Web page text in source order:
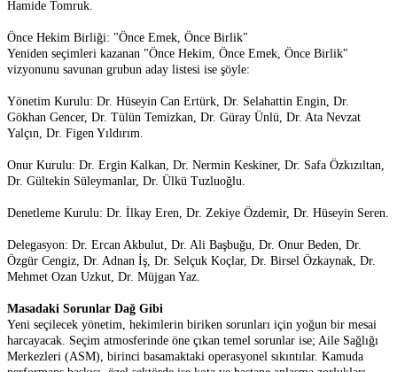
Hamide Tomruk.
Önce Hekim Birliği: "Önce Emek, Önce Birlik"
Yeniden seçimleri kazanan "Önce Hekim, Önce Emek, Önce Birlik"
vizyonunu savunan grubun aday listesi ise şöyle:
Yönetim Kurulu: Dr. Hüseyin Can Ertürk, Dr. Selahattin Engin, Dr.
Gökhan Gencer, Dr. Tülün Temizkan, Dr. Güray Ünlü, Dr. Ata Nevzat
Yalçın, Dr. Figen Yıldırım.
Onur Kurulu: Dr. Ergin Kalkan, Dr. Nermin Keskiner, Dr. Safa Özkızıltan,
Dr. Gültekin Süleymanlar, Dr. Ülkü Tuzluoğlu.
Denetleme Kurulu: Dr. İlkay Eren, Dr. Zekiye Özdemir, Dr. Hüseyin Seren.
Delegasyon: Dr. Ercan Akbulut, Dr. Ali Başbuğu, Dr. Onur Beden, Dr.
Özgür Cengiz, Dr. Adnan İş, Dr. Selçuk Koçlar, Dr. Birsel Özkaynak, Dr.
Mehmet Ozan Uzkut, Dr. Müjgan Yaz.
Masadaki Sorunlar Dağ Gibi
Yeni seçilecek yönetim, hekimlerin biriken sorunları için yoğun bir mesai
harcayacak. Seçim atmosferinde öne çıkan temel sorunlar ise; Aile Sağlığı
Merkezleri (ASM), birinci basamaktaki operasyonel sıkıntılar. Kamuda